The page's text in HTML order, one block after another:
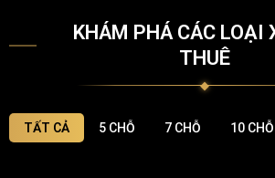
KHÁM PHÁ CÁC LOẠI
THUÊ
TẤT CẢ 5 CHỖ 7 CHỖ 10 CHỖ